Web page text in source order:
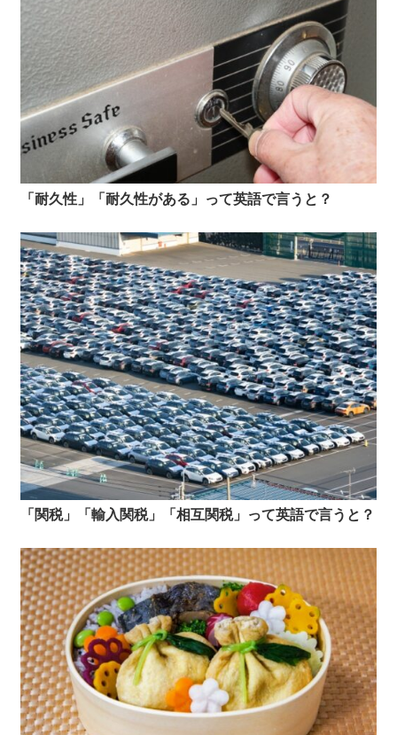
「耐久性」「耐久性がある」って英語で言うと？
「関税」「輸入関税」「相互関税」って英語で言うと？